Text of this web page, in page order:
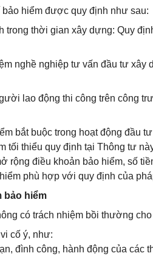
hiểm được quy định như sau:
trong thời gian xây dựng: Quy
nghề nghiệp tư vấn đầu tư xây
lao động thi công trên công
bắt buộc trong hoạt động đầu
tối thiểu quy định tại Thông tư
rộng điều khoản bảo hiểm, số
phù hợp với quy định của
bảo hiểm
có trách nhiệm bồi thường
cố ý, như:
đình công, hành động của các